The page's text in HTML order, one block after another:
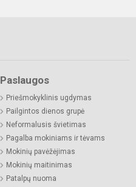
Paslaugos
Priešmokyklinis ugdymas
Pailgintos dienos grupė
Neformalusis švietimas
Pagalba mokiniams ir tėvams
Mokinių pavėžėjimas
Mokinių maitinimas
Patalpų nuoma